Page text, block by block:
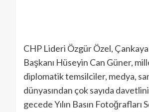
CHP Lideri Özgür Özel,
Başkanı Hüseyin Can Güner,
diplomatik temsilciler, medya,
dünyasından çok sayıda
gecede Yılın Basın Fotoğrafları